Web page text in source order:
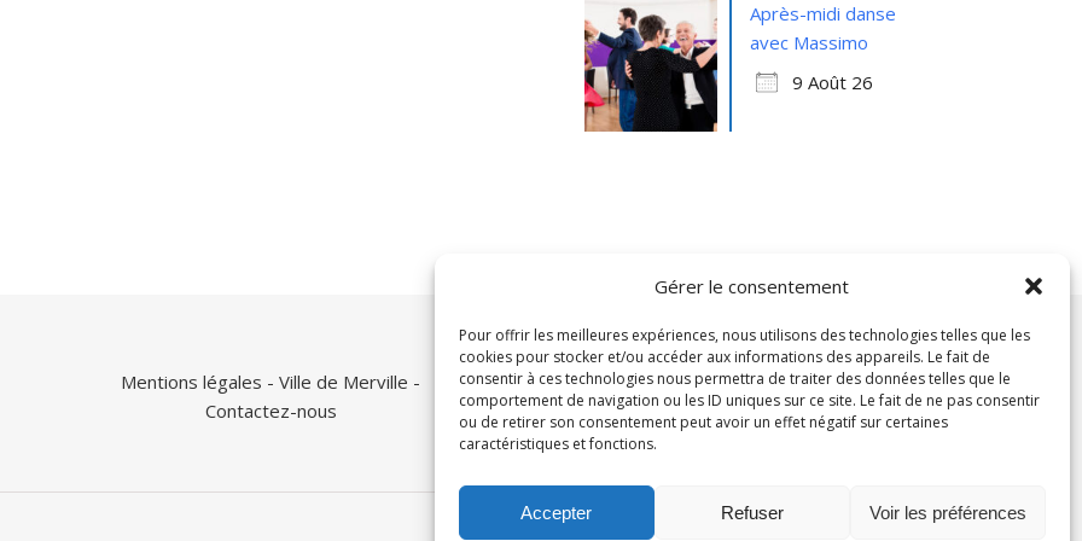
Gérer le consentement
Pour offrir les meilleures expériences, nous utilisons des technologies telles que les
cookies pour stocker et/ou accéder aux informations des appareils. Le fait de
consentir à ces technologies nous permettra de traiter des données telles que le
comportement de navigation ou les ID uniques sur ce site. Le fait de ne pas consentir
ou de retirer son consentement peut avoir un effet négatif sur certaines
caractéristiques et fonctions.
Accepter Refuser Voir les préférences
Après-midi danse
avec Massimo
9 Août 26
Mentions légales - Ville de Merville -
Contactez-nous